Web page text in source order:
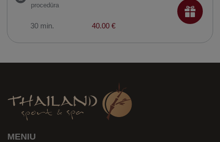
procedūra
30 min. 40.00 €
MENIU